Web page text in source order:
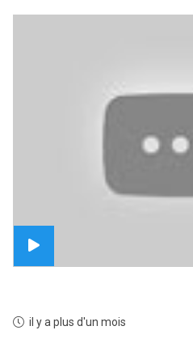
il y a plus d'un mois